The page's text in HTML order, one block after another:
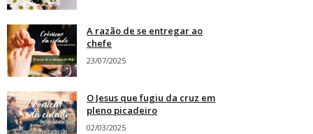
A razão de se entregar ao
chefe
23/07/2025
O Jesus que fugiu da cruz em
pleno picadeiro
02/03/2025